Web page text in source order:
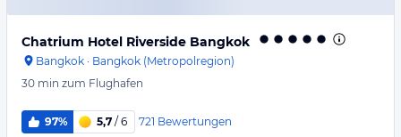
Chatrium Hotel Riverside Bangkok
Bangkok · Bangkok (Metropolregion)
30 min zum Flughafen
97% 5,7 / 6 721 Bewertungen